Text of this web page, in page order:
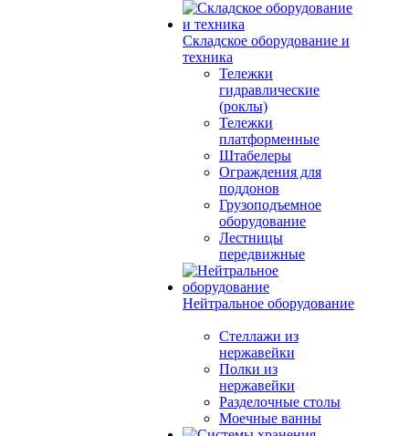
Складское оборудование и
техника
Тележки
гидравлические
(роклы)
Тележки
платформенные
Штабелеры
Ограждения для
поддонов
Грузоподъемное
оборудование
Лестницы
передвижные
Нейтральное оборудование
Стеллажи из
нержавейки
Полки из
нержавейки
Разделочные столы
Моечные ванны